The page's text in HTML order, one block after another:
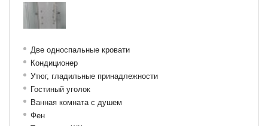
Две односпальные кровати
Кондиционер
Утюг, гладильные принадлежности
Гостиный уголок
Ванная комната с душем
Фен